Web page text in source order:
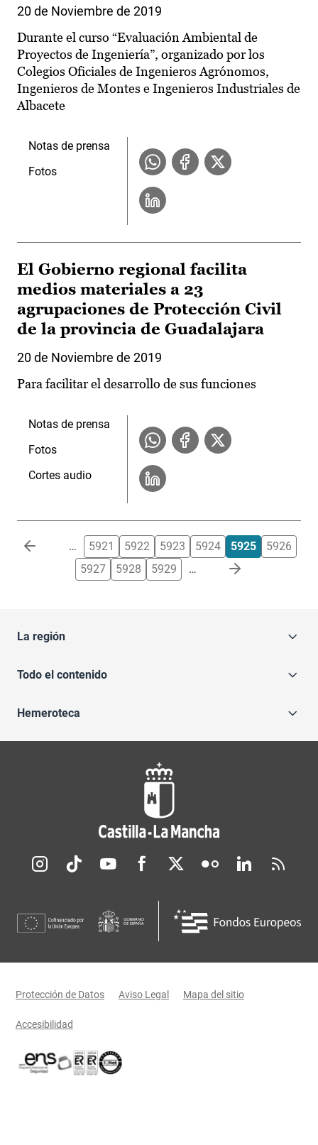
20 de Noviembre de 2019
Durante el curso “Evaluación Ambiental de
Proyectos de Ingeniería”, organizado por los
Colegios Oficiales de Ingenieros Agrónomos,
Ingenieros de Montes e Ingenieros Industriales de
Albacete
Notas de prensa
Fotos
El Gobierno regional facilita
medios materiales a 23
agrupaciones de Protección Civil
de la provincia de Guadalajara
20 de Noviembre de 2019
Para facilitar el desarrollo de sus funciones
Notas de prensa
Fotos
Cortes audio
Paginación … 5921 5922 5923 5924 5925
5926
5927
5928 5929 …
La región
Todo el contenido
Hemeroteca
Redes sociales JCCM
Menú legal
Protección de Datos Aviso Legal Mapa del sitio
Accesibilidad